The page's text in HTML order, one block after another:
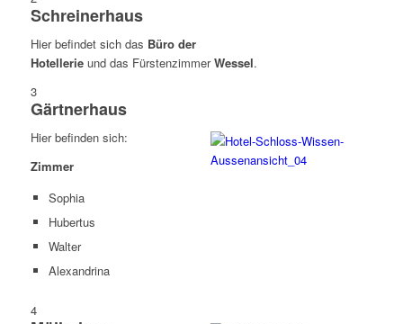
Schreinerhaus
Hier befindet sich das Büro der
Hotellerieund das FürstenzimmerWessel.
3
Gärtnerhaus
Hier befinden sich:
Zimmer
Sophia
Hubertus
Walter
Alexandrina
4